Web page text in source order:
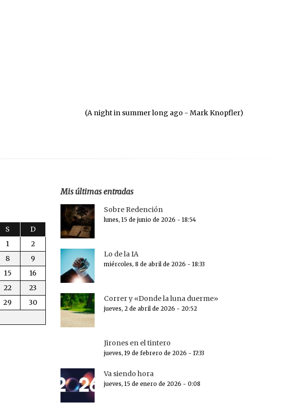
(A night in summer long ago - Mark Knopfler)
S
D
1
2
8
9
15
16
22
23
29
30
Mis últimas entradas
Sobre Redención
lunes, 15 de junio de 2026 - 18:54
Lo de la IA
miércoles, 8 de abril de 2026 - 18:33
Correr y «Donde la luna duerme»
jueves, 2 de abril de 2026 - 20:52
Jirones en el tintero
jueves, 19 de febrero de 2026 - 17:33
Va siendo hora
jueves, 15 de enero de 2026 - 0:08